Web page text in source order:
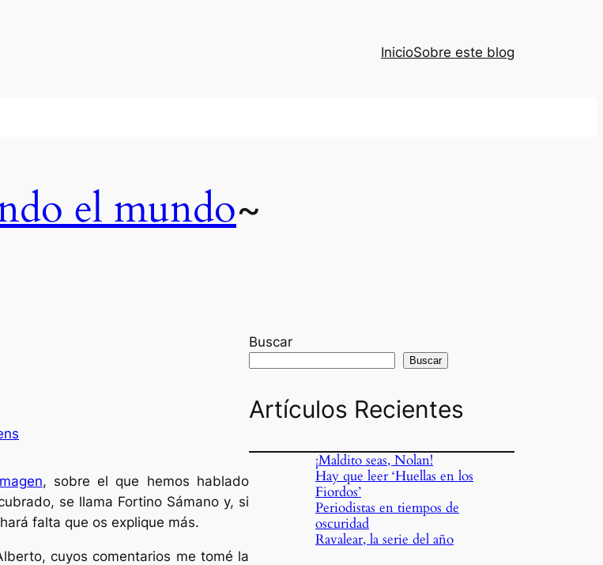
InicioSobre este blog
el mundo~
, sobre el que hemos hablado
se llama Fortino Sámano y, si
falta que os explique más.
cuyos comentarios me tomé la
Buscar
Buscar
Artículos Recientes
¡Maldito seas, Nolan!
Hay que leer ‘Huellas en los
Fiordos’
Periodistas en tiempos de
oscuridad
Ravalear, la serie del año